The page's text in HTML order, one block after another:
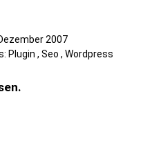
2007
Plugin , Seo , Wordpress